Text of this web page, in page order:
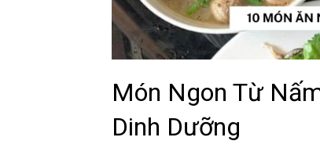
Món Ngon Từ
Dinh Dưỡng